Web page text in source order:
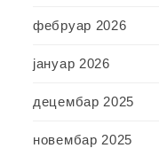
фебруар 2026
јануар 2026
децембар 2025
новембар 2025